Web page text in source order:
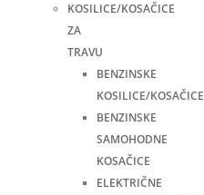
KOSILICE/KOSAČICE
ZA
TRAVU
BENZINSKE
KOSILICE/KOSAČICE
BENZINSKE
SAMOHODNE
KOSAČICE
ELEKTRIČNE